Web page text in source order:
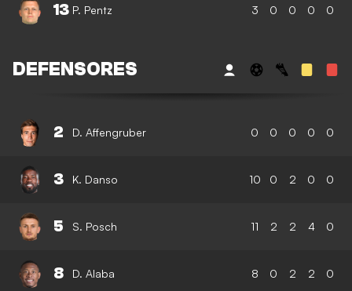
13 P. Pentz 3 0 0 0 0
DEFENSORES
2 D. Affengruber 0 0 0 0 0
3 K. Danso 10 0 2 0 0
5 S. Posch 11 2 2 4 0
8 D. Alaba 8 0 2 2 0